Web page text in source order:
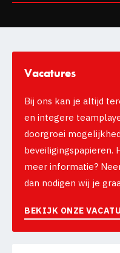
Vacatures
Bij ons kan je altijd
en integere
doorgroei
meer informatie?
dan nodigen wij je
BEKIJK ONZE